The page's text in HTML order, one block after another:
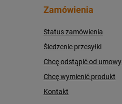
Zamówienia
Status zamówienia
Śledzenie przesyłki
Chcę odstąpić od umowy
Chcę wymienić produkt
Kontakt